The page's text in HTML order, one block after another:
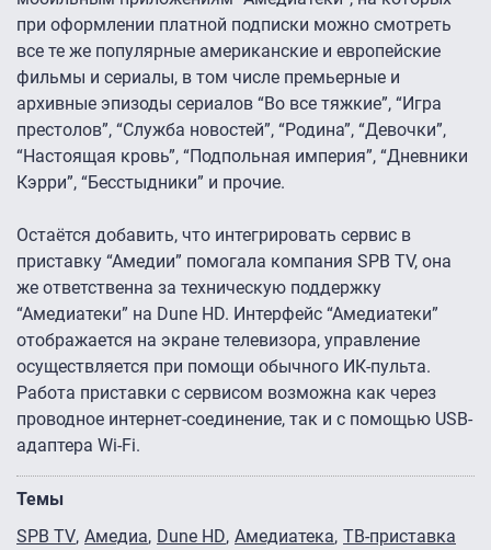
при оформлении платной подписки можно смотреть
все те же популярные американские и европейские
фильмы и сериалы, в том числе премьерные и
архивные эпизоды сериалов “Во все тяжкие”, “Игра
престолов”, “Служба новостей”, “Родина”, “Девочки”,
“Настоящая кровь”, “Подпольная империя”, “Дневники
Кэрри”, “Бесстыдники” и прочие.
Остаётся добавить, что интегрировать сервис в
приставку “Амедии” помогала компания SPB TV, она
же ответственна за техническую поддержку
“Амедиатеки” на Dune HD. Интерфейс “Амедиатеки”
отображается на экране телевизора, управление
осуществляется при помощи обычного ИК-пульта.
Работа приставки с сервисом возможна как через
проводное интернет-соединение, так и с помощью USB-
адаптера Wi-Fi.
Темы
SPB TV Амедиа Dune HD Амедиатека ТВ-приставка